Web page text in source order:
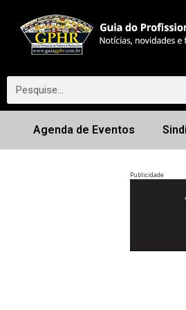
Agenda de Eventos
Publicidade